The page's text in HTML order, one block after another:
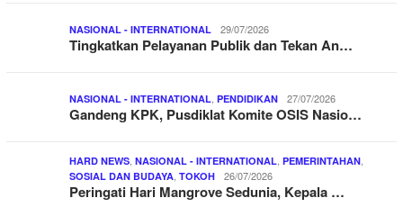
NASIONAL - INTERNATIONAL 29/07/2026
Tingkatkan Pelayanan Publik dan Tekan An…
NASIONAL - INTERNATIONAL PENDIDIKAN 27/07/2026
Gandeng KPK, Pusdiklat Komite OSIS Nasio…
HARD NEWS NASIONAL - INTERNATIONAL PEMERINTAHAN
SOSIAL DAN BUDAYA TOKOH 26/07/2026
Peringati Hari Mangrove Sedunia, Kepala …